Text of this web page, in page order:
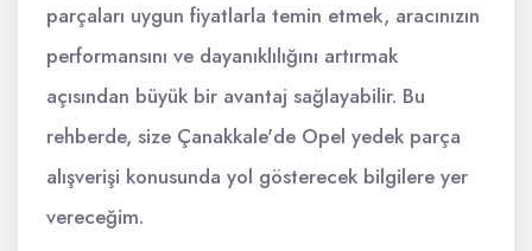
parçaları uygun fiyatlarla temin etmek, aracınızın
performansını ve dayanıklılığını artırmak
açısından büyük bir avantaj sağlayabilir. Bu
rehberde, size Çanakkale'de Opel yedek parça
alışverişi konusunda yol gösterecek bilgilere yer
vereceğim.